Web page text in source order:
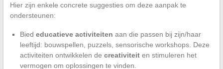
Hier zijn enkele concrete suggesties om deze aanpak te
ondersteunen:
Bied educatieve activiteiten aan die passen bij zijn/haar
leeftijd: bouwspellen, puzzels, sensorische workshops. Deze
activiteiten ontwikkelen de creativiteiten stimuleren het
vermogen om oplossingen te vinden.